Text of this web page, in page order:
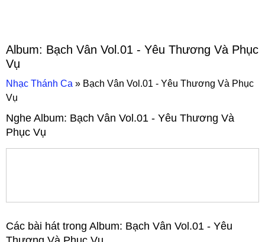
Album: Bạch Vân Vol.01 - Yêu Thương Và Phục
Vụ
Nhạc Thánh Ca » Bạch Vân Vol.01 - Yêu Thương Và Phục
Vụ
Nghe Album: Bạch Vân Vol.01 - Yêu Thương Và
Phục Vụ
Các bài hát trong Album: Bạch Vân Vol.01 - Yêu